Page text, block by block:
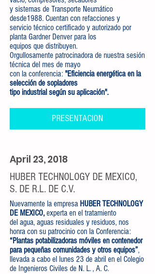
y sistemas de Transporte Neumático
desde1988. Cuentan con refacciones y
servicio técnico certificado y autorizado por
planta Gardner Denver para los
equipos que distribuyen.
Orgullosamente patrocinadora de nuestra sesión
técnica del mes de mayo
con la conferencia: "Eficiencia energética en la
selección de sopladores
tipo industrial según su aplicación".
PRESENTACION
April 23, 2018
HUBER TECHNOLOGY DE MEXICO,
S. DE R.L. DE C.V.
Nuevamente la empresa HUBER TECHNOLOGY
DE MEXICO, experta en el tratamiento
del agua, aguas residuales y residuos, nos
honra con su patrocinio con la Conferencia:
“Plantas potabilizadoras móviles en contenedor
para pequeñas comunidades y otros equipos”,
llevada a cabo el lunes 23 de abril en el Colegio
de Ingenieros Civiles de N. L. , A. C.